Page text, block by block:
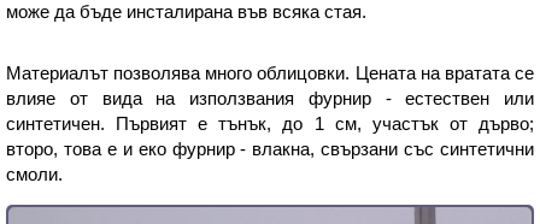
може да бъде инсталирана във всяка стая.
Материалът позволява много облицовки. Цената на вратата се
влияе от вида на използвания фурнир - естествен или
синтетичен. Първият е тънък, до 1 см, участък от дърво;
второ, това е и еко фурнир - влакна, свързани със синтетични
смоли.